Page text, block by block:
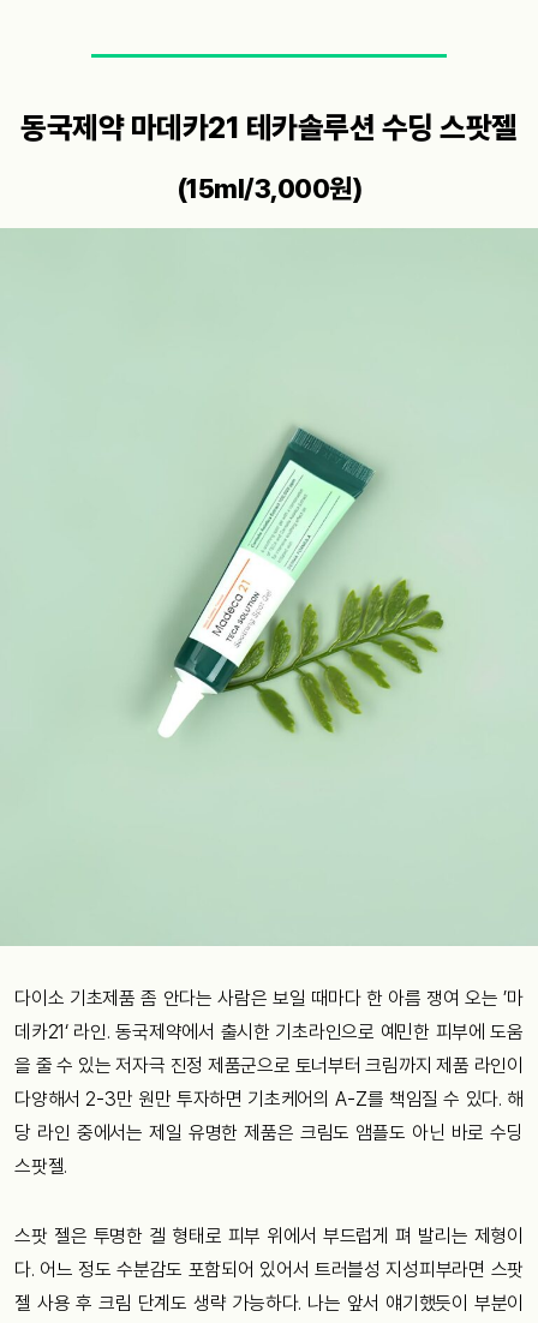
동국제약 마데카21 테카솔루션 수딩 스팟젤
(15ml/3,000원)
다이소 기초제품 좀 안다는 사람은 보일 때마다 한 아름 쟁여 오는 ’마
데카21‘ 라인. 동국제약에서 출시한 기초라인으로 예민한 피부에 도움
을 줄 수 있는 저자극 진정 제품군으로 토너부터 크림까지 제품 라인이
다양해서 2-3만 원만 투자하면 기초케어의 A-Z를 책임질 수 있다. 해
당 라인 중에서는 제일 유명한 제품은 크림도 앰플도 아닌 바로 수딩
스팟젤.
스팟 젤은 투명한 겔 형태로 피부 위에서 부드럽게 펴 발리는 제형이
다. 어느 정도 수분감도 포함되어 있어서 트러블성 지성피부라면 스팟
젤 사용 후 크림 단계도 생략 가능하다. 나는 앞서 얘기했듯이 부분이